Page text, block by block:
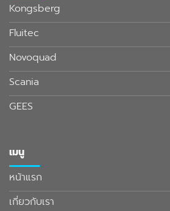
Kongsberg
Fluitec
Novoquad
Scania
GEES
เมนู
หน้าแรก
เกี่ยวกับเรา